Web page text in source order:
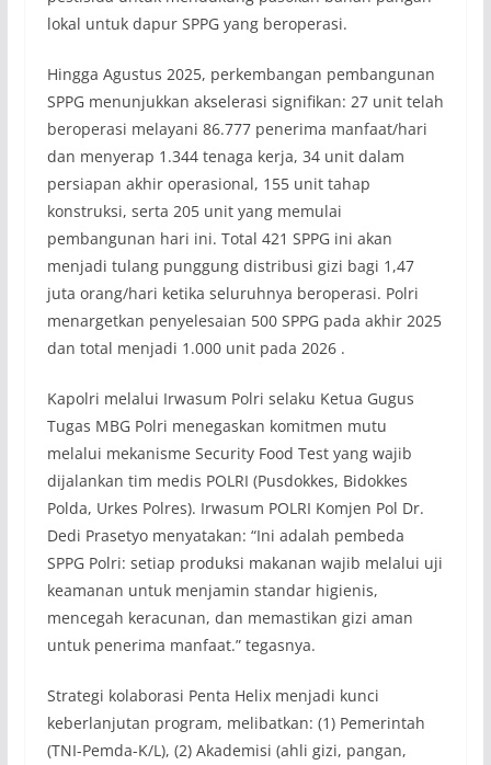
lokal untuk dapur SPPG yang beroperasi.
Hingga Agustus 2025, perkembangan pembangunan
SPPG menunjukkan akselerasi signifikan: 27 unit telah
beroperasi melayani 86.777 penerima manfaat/hari
dan menyerap 1.344 tenaga kerja, 34 unit dalam
persiapan akhir operasional, 155 unit tahap
konstruksi, serta 205 unit yang memulai
pembangunan hari ini. Total 421 SPPG ini akan
menjadi tulang punggung distribusi gizi bagi 1,47
juta orang/hari ketika seluruhnya beroperasi. Polri
menargetkan penyelesaian 500 SPPG pada akhir 2025
dan total menjadi 1.000 unit pada 2026 .
Kapolri melalui Irwasum Polri selaku Ketua Gugus
Tugas MBG Polri menegaskan komitmen mutu
melalui mekanisme Security Food Test yang wajib
dijalankan tim medis POLRI (Pusdokkes, Bidokkes
Polda, Urkes Polres). Irwasum POLRI Komjen Pol Dr.
Dedi Prasetyo menyatakan: “Ini adalah pembeda
SPPG Polri: setiap produksi makanan wajib melalui uji
keamanan untuk menjamin standar higienis,
mencegah keracunan, dan memastikan gizi aman
untuk penerima manfaat.” tegasnya.
Strategi kolaborasi Penta Helix menjadi kunci
keberlanjutan program, melibatkan: (1) Pemerintah
(TNI-Pemda-K/L), (2) Akademisi (ahli gizi, pangan,